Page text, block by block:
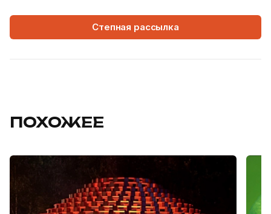
Степная рассылка
ПОХОЖЕЕ